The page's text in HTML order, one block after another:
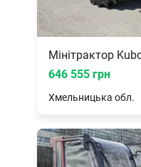
Мінітрактор
646 555 грн
Хмельницька обл.